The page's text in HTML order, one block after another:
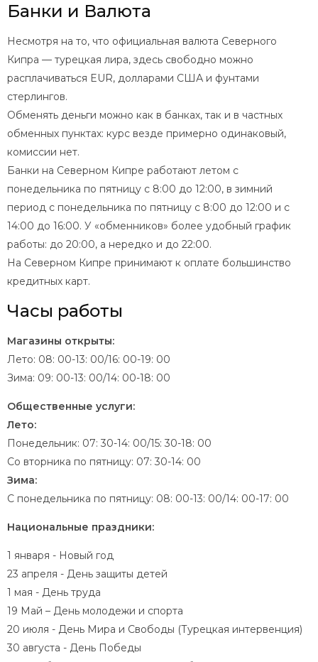
Банки и Валюта
Несмотря на то, что официальная валюта Северного
Кипра — турецкая лира, здесь свободно можно
расплачиваться EUR, долларами США и фунтами
стерлингов.
Обменять деньги можно как в банках, так и в частных
обменных пунктах: курс везде примерно одинаковый,
комиссии нет.
Банки на Северном Кипре работают летом с
понедельника по пятницу с 8:00 до 12:00, в зимний
период с понедельника по пятницу с 8:00 до 12:00 и с
14:00 до 16:00. У «обменников» более удобный график
работы: до 20:00, а нередко и до 22:00.
На Северном Кипре принимают к оплате большинство
кредитных карт.
Часы работы
Магазины открыты:
Лето: 08: 00-13: 00/16: 00-19: 00
Зима: 09: 00-13: 00/14: 00-18: 00
Общественные услуги:
Лето:
Понедельник: 07: 30-14: 00/15: 30-18: 00
Со вторника по пятницу: 07: 30-14: 00
Зима:
С понедельника по пятницу: 08: 00-13: 00/14: 00-17: 00
Национальные праздники:
1 января - Новый год
23 апреля - День защиты детей
1 мая - День труда
19 Май – День молодежи и спорта
20 июля - День Мира и Свободы (Турецкая интервенция)
30 августа - День Победы